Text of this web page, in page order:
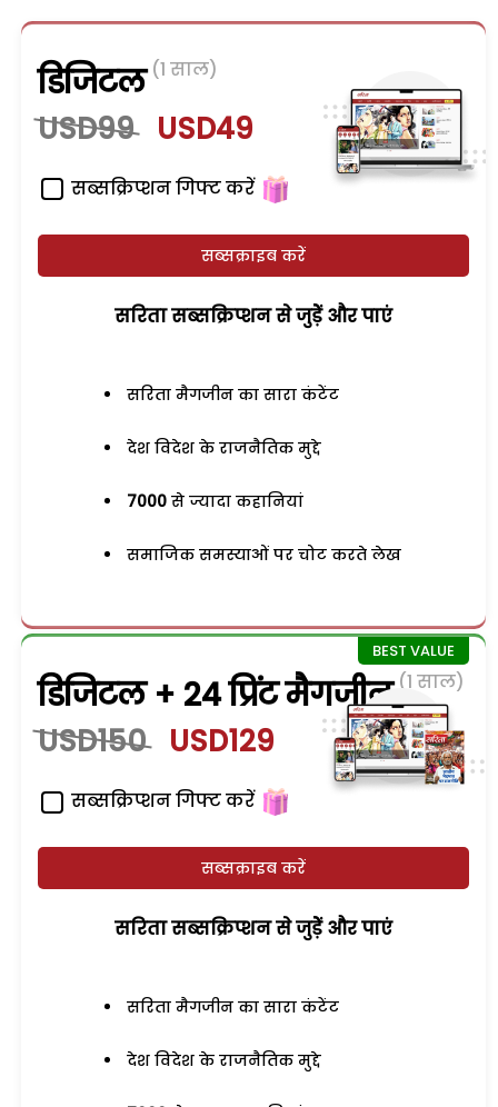
डिजिटल (1 साल)
USD99 USD49
सब्सक्रिप्शन गिफ्ट करें
सब्सक्राइब करें
सरिता सब्सक्रिप्शन से जुड़ेें और पाएं
सरिता मैगजीन का सारा कंटेंट
देश विदेश के राजनैतिक मुद्दे
7000 से ज्यादा कहानियां
समाजिक समस्याओं पर चोट करते लेख
डिजिटल + 24 प्रिंट मैगजीन (1 साल)
USD150 USD129
सब्सक्रिप्शन गिफ्ट करें
सब्सक्राइब करें
सरिता सब्सक्रिप्शन से जुड़ेें और पाएं
सरिता मैगजीन का सारा कंटेंट
देश विदेश के राजनैतिक मुद्दे